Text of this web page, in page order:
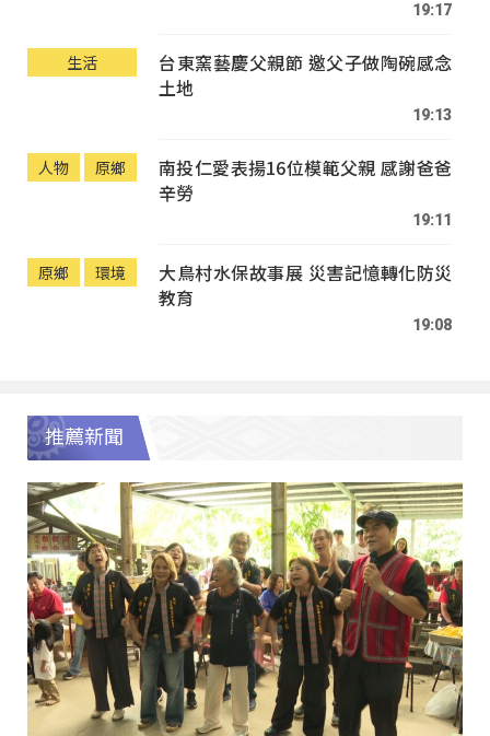
19:17
生活
台東窯藝慶父親節 邀父子做陶碗感念
土地
19:13
人物 原鄉
南投仁愛表揚16位模範父親 感謝爸爸
辛勞
19:11
原鄉 環境
大鳥村水保故事展 災害記憶轉化防災
教育
19:08
推薦新聞